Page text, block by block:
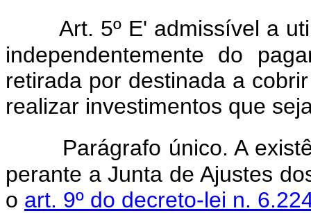
Art. 5º E' admissível a
independentemente do
retirada por destinada a
realizar investimentos que
Parágrafo único. A
perante a Junta de Ajustes
o art. 9º do decreto-lei n.